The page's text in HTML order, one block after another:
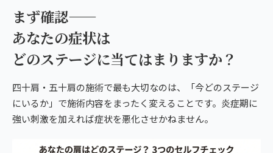
まず確認——
あなたの症状は
どのステージに当てはまりますか？
四十肩・五十肩の施術で最も大切なのは、「今どのステージ
にいるか」で施術内容をまったく変えることです。炎症期に
強い刺激を加えれば症状を悪化させかねません。